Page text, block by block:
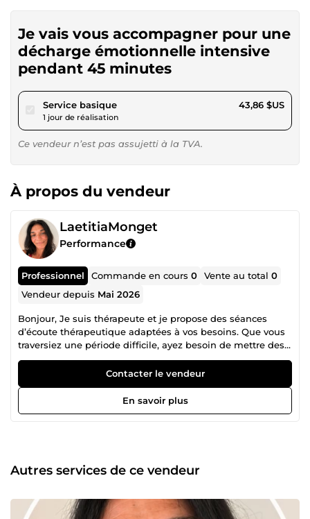
Je vais vous accompagner pour une
décharge émotionnelle intensive
pendant 45 minutes
Service basiquepour 40,42 $US
1 jour de réalisation
43,86 $US
Ce vendeur n’est pas assujetti à la TVA.
À propos du vendeur
LaetitiaMonget
Performance
Professionnel Commande en cours0 Vente au total0
Vendeur depuis Mai 2026
Bonjour, Je suis thérapeute et je propose des séances
d’écoute thérapeutique adaptées à vos besoins. Que vous
traversiez une période difficile, ayez besoin de mettre des
mots sur vos émotions, de décharger un poids ou
simplement de vous sentir vraiment entendu, je vous
accompagne avec professionnalisme, empathie et sans
jugement. Ce que je vous propose : • Une écoute active et
thérapeutique (analyse, reformulation, soutien adapté) • Un
conseils imposés : je m’adapte à ce que vous recherchez
(écoute pure ou accompagnement plus orienté) • Format :
selon votre préférence) Durées et tarifs : • 30 minutes → 25
€ • 60 minutes → 40 € Comment ça se passe ? Vous
Contacter le vendeur
En savoir plus
Autres services de ce vendeur